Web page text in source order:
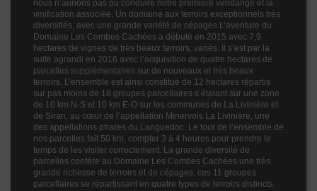
nous n’aurions pas pu conduire notre première vendange et la
vinification associée. Un domaine aux terroirs exceptionnels très
diversifiés, avec une grande variété de cépages L’aventure du
Domaine Les Combes Cachées a débuté en 2015 avec 7,9
hectares de vignes de très beaux terroirs, variés. Il s’est par la
suite agrandi en 2016 avec l’acquisition de quatre hectares de
parcelles supplémentaires sur de nouveaux et très beaux
terroirs. L’ensemble est ainsi constitué de 12 hectares répartis
sur pas moins de 18 groupes parcellaires s’étalant sur une zone
de 10 km N-S et 10 km E-O sur les communes de La Livinière et
de Siran, au cœur de l’appellation Minervois La Livinière, une
des appellations phares du Languedoc. Le tour de l’ensemble de
nos parcelles fait 50 km, compter 3 à 4 heures pour prendre le
temps de les visiter correctement. La grande diversité de
parcelles confère au Domaine Les Combes Cachées une très
grande richesse de terroirs et de cépages, ces 11 groupes
parcellaires se répartissant en quatre types de terroirs distincts.